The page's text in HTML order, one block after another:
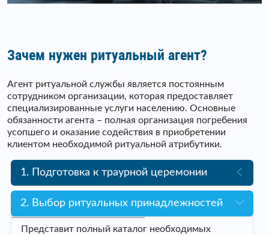
Зачем нужен ритуальный агент?
Агент ритуальной службы является постоянным
сотрудником организации, которая предоставляет
специализированные услуги населению. Основные
обязанности агента – полная организация погребения
усопшего и оказание содействия в приобретении
клиентом необходимой ритуальной атрибутики.
1. Подготовка к траурной церемонии
2. Выбор ритуальных принадлежностей
Представит полный каталог необходимых